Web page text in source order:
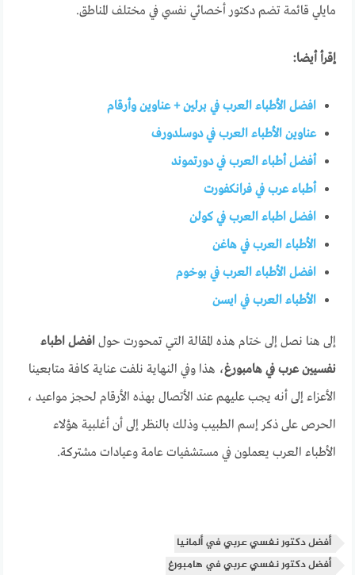
مايلي قائمة تضم دكتور أخصائي نفسي في مختلف المناطق.
إقرأ أيضا:
افضل الأطباء العرب في برلين + عناوين وأرقام
عناوين الأطباء العرب في دوسلدورف
أفضل أطباء العرب في دورتموند
أطباء عرب في فرانكفورت
افضل اطباء العرب في كولن
الأطباء العرب في هاغن
افضل الأطباء العرب في بوخوم
الأطباء العرب في ايسن
إلى هنا نصل إلى ختام هذه المقالة التي تمحورت حولافضل اطباء
نفسيين عرب في هامبورغ، هذا وفي النهاية نلفت عناية كافة متابعينا
الأعزاء إلى أنه يجب عليهم عند الأتصال بهذه الأرقام لحجز مواعيد ،
الحرص على ذكر إسم الطبيب وذلك بالنظر إلى أن أغلبية هؤلاء
الأطباء العرب يعملون في مستشفيات عامة وعيادات مشتركة.
أفضل دكتور نفسي عربي في ألمانيا
أفضل دكتور نفسي عربي في هامبورغ